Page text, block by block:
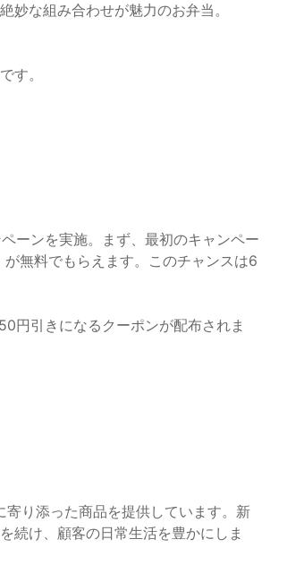
妙な組み合わせが魅力のお弁当。
す。
ーンを実施。まず、最初のキャンペー
無料でもらえます。このチャンスは6
円引きになるクーポンが配布されま
り添った商品を提供しています。新
続け、顧客の日常生活を豊かにしま